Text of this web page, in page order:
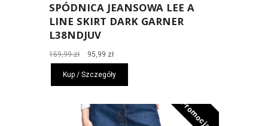
SPÓDNICA JEANSOWA LEE A
LINE SKIRT DARK GARNER
L38NDJUV
159,99zł
Pierwotna
cena
wynosiła:
159,99 zł.
95,99 złAktualna
cena
wynosi:
95,99 zł.
Kup / Szczegóły
Promocja!